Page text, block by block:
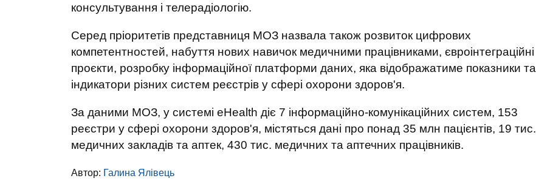
консультування і телерадіологію.
Серед пріоритетів представниця МОЗ назвала також розвиток цифрових
компетентностей, набуття нових навичок медичними працівниками, євроінтеграційні
проєкти, розробку інформаційної платформи даних, яка відображатиме показники та
індикатори різних систем реєстрів у сфері охорони здоров'я.
За даними МОЗ, у системі еHealth діє 7 інформаційно-комунікаційних систем, 153
реєстри у сфері охорони здоров'я, містяться дані про понад 35 млн пацієнтів, 19 тис.
медичних закладів та аптек, 430 тис. медичних та аптечних працівників.
Автор: Галина Ялівець